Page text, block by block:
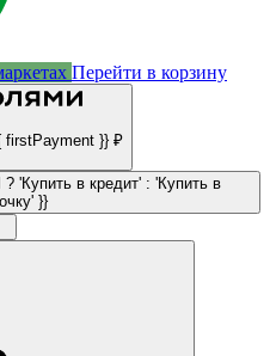
Перейти в корзину
firstPayment }} ₽
'Купить в кредит' : 'Купить в
}}